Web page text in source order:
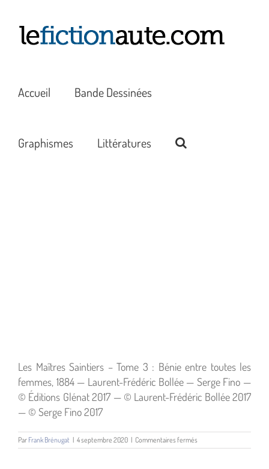
contenu
Accueil Bande Dessinées
Graphismes Littératures
Les Maîtres Saintiers – Tome 3 : Bénie entre toutes les
femmes, 1884 — Laurent-Frédéric Bollée — Serge Fino —
© Éditions Glénat 2017 — © Laurent-Frédéric Bollée 2017
— © Serge Fino 2017
Par Frank Brénugat | 4 septembre 2020 | Commentaires fermés
Les